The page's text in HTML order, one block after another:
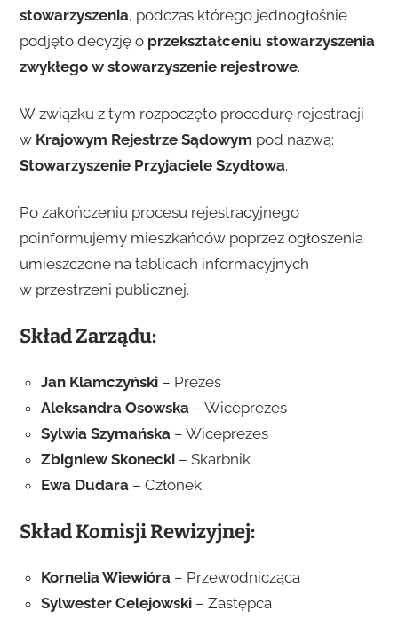
stowarzyszenia, podczas którego jednogłośnie
podjęto decyzję o przekształceniu stowarzyszenia
zwykłego w stowarzyszenie rejestrowe.
W związku z tym rozpoczęto procedurę rejestracji
w Krajowym Rejestrze Sądowym pod nazwą:
Stowarzyszenie Przyjaciele Szydłowa.
Po zakończeniu procesu rejestracyjnego
poinformujemy mieszkańców poprzez ogłoszenia
umieszczone na tablicach informacyjnych
w przestrzeni publicznej.
Skład Zarządu:
Jan Klamczyński– Prezes
Aleksandra Osowska– Wiceprezes
Sylwia Szymańska– Wiceprezes
Zbigniew Skonecki– Skarbnik
Ewa Dudara– Członek
Skład Komisji Rewizyjnej:
Kornelia Wiewióra– Przewodnicząca
Sylwester Celejowski– Zastępca